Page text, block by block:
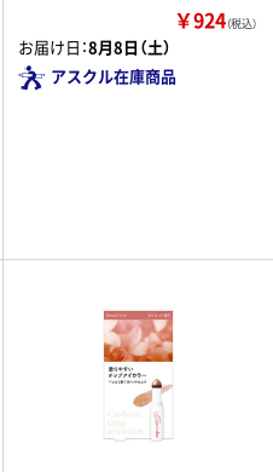
￥924（税込）
お届け日：8月8日（土）
アスクル在庫商品